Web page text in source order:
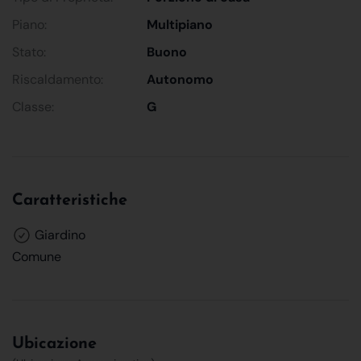
Piano:
Multipiano
Stato:
Buono
Riscaldamento:
Autonomo
Classe:
G
Caratteristiche
Giardino
Comune
Ubicazione